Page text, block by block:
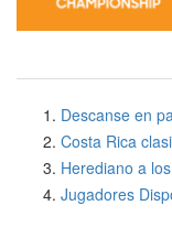
Descanse en
Costa Rica
Herediano a
Jugadores